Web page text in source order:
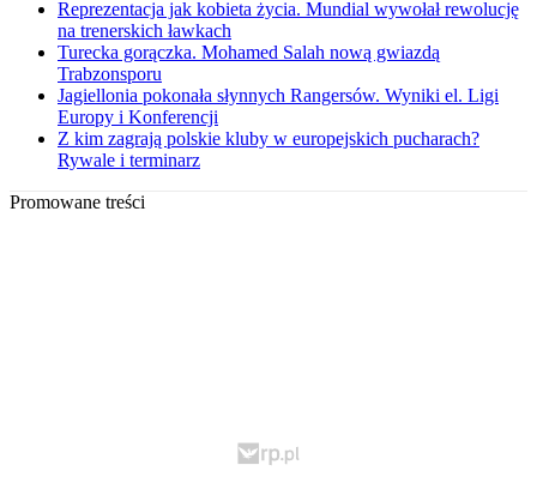
Reprezentacja jak kobieta życia. Mundial wywołał rewolucję
na trenerskich ławkach
Turecka gorączka. Mohamed Salah nową gwiazdą
Trabzonsporu
Jagiellonia pokonała słynnych Rangersów. Wyniki el. Ligi
Europy i Konferencji
Z kim zagrają polskie kluby w europejskich pucharach?
Rywale i terminarz
Promowane treści